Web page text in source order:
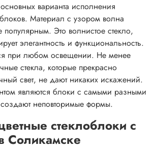
варианта исполнения
Материал с узором волна
популярным. Это волнистое стекло,
элегантность и функциональность.
при любом освещении. Не менее
стекла, которые прекрасно
свет, не дают никаких искажений.
являются блоки с самыми разными
неповторимые формы.
стеклоблоки с
Соликамске